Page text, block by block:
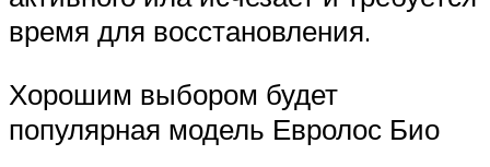
время для восстановления.
Хорошим выбором будет
популярная модель Евролос Био